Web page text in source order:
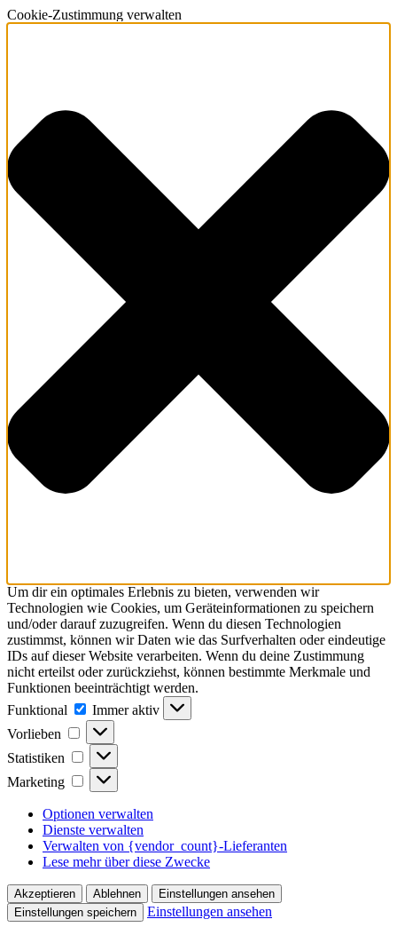
Cookie-Zustimmung verwalten
Um dir ein optimales Erlebnis zu bieten, verwenden wir
Technologien wie Cookies, um Geräteinformationen zu speichern
und/oder darauf zuzugreifen. Wenn du diesen Technologien
zustimmst, können wir Daten wie das Surfverhalten oder eindeutige
IDs auf dieser Website verarbeiten. Wenn du deine Zustimmung
nicht erteilst oder zurückziehst, können bestimmte Merkmale und
Funktionen beeinträchtigt werden.
Funktional
Funktional
Immer aktiv
Vorlieben
Vorlieben
Statistiken Statistiken
Marketing Marketing
Optionen verwalten
Dienste verwalten
Verwalten von {vendor_count}-Lieferanten
Lese mehr über diese Zwecke
Akzeptieren Ablehnen
Einstellungen ansehen
Einstellungen speichern
Einstellungen ansehen